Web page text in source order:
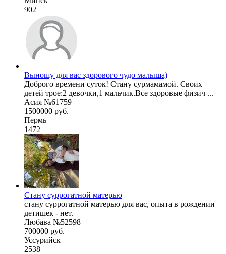
902
Выношу для вас здорового чудо малыша)
Доброго времени суток! Стану сурмамамой. Своих
детей трое:2 девочки,1 мальчик.Все здоровые физич ...
Асия №61759
1500000 руб.
Пермь
1472
Стану суррогатной матерью
стану суррогатной матерью для вас, опыта в рождении
детишек - нет.
Любава №52598
700000 руб.
Уссурийск
2538